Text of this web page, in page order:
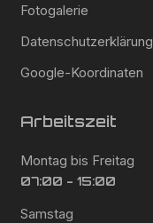
Fotogalerie
Datenschutzerklärung
Google-Koordinaten
Arbeitszeit
Montag bis Freitag
07:00 - 15:00
Samstag